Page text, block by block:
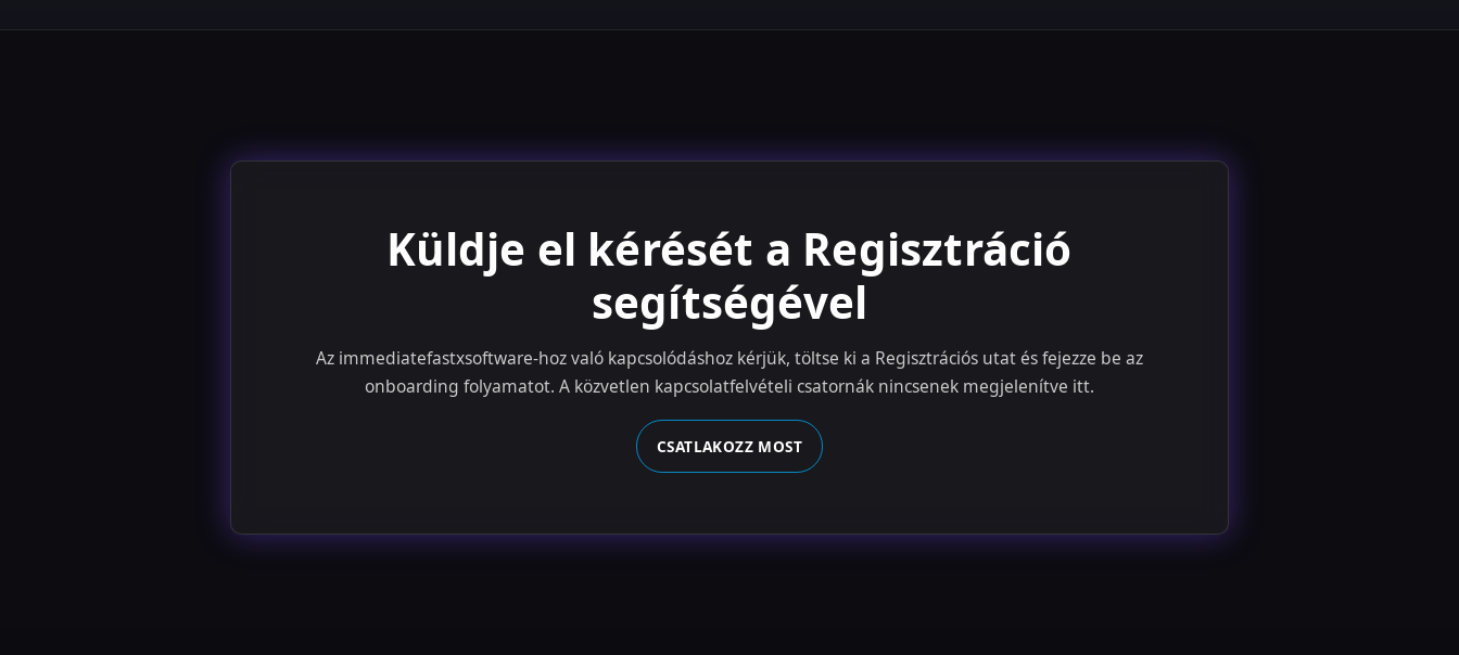
Küldje el kérését a Regisztráció
segítségével
Az immediatefastxsoftware-hoz való kapcsolódáshoz kérjük, töltse ki a Regisztrációs utat és fejezze be az
onboarding folyamatot. A közvetlen kapcsolatfelvételi csatornák nincsenek megjelenítve itt.
CSATLAKOZZ MOST